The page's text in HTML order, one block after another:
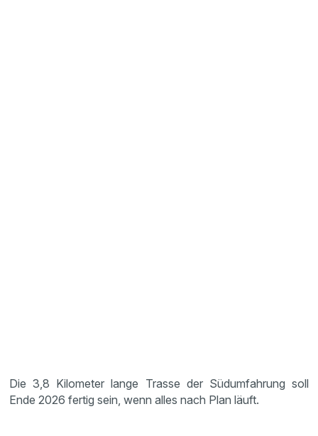
Die 3,8 Kilometer lange Trasse der Südumfahrung soll
Ende 2026 fertig sein, wenn alles nach Plan läuft.